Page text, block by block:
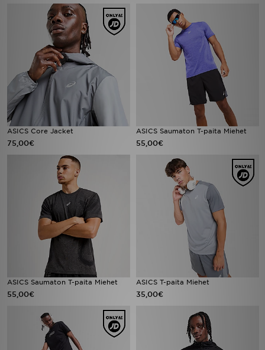
ASICS Core Jacket
75,00€
ASICS Saumaton T-paita Miehet
55,00€
ASICS Saumaton T-paita Miehet
55,00€
ASICS T-paita Miehet
35,00€